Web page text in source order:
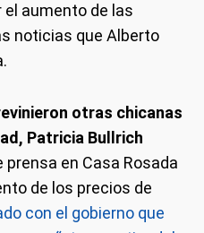
aumento de las
noticias que Alberto
otras chicanas
Patricia Bullrich
en Casa Rosada
de los precios de
con el gobierno que